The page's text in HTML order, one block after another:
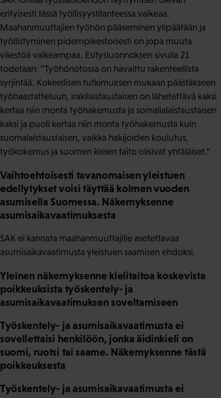
erityisesti tässä työllisyystilanteessa vaikeaa.
Maahanmuuttajien työhön pääseminen ylipäätään ja
työllistyminen pidempikestoisesti on jopa muuta
väestöä vaikeampaa. Esitysluonnoksen sivulla 21
todetaan: ”Työhönotossa on havaittu rakenteellista
syrjintää. Kokeellisen tutkimuksen mukaan päästäkseen
työhaastatteluun, irakilaistaustaisen on lähetettävä kaksi
kertaa niin monta työhakemusta ja somalialaistaustaisen
kaksi ja puoli kertaa niin monta työhakemusta kuin
suomalaistaustaisen, vaikka hakijoiden koulutus,
työkokemus ja suomen kielen taito olisivat yhtäläiset.”
Vaihtoehtoisesti tavanomaisen yleistuen
edellytykset voisi täyttää kolmen vuoden
asumisella Suomessa. Näkemyksenne
asumisaikavaatimuksesta
SAK ei kannata maahanmuuttajille asetettavaa
asumisaikavaatimusta yleistuen saamisen ehdoksi.
Yleinen näkemyksenne kielitaitoa koskevista
poikkeuksista työskentely- ja
asumisaikavaatimuksen soveltamiseen
Työskentely- ja asumisaikavaatimusta ei
sovellettaisi henkilöön, jonka äidinkieli on
suomi, ruotsi tai saame. Näkemyksenne tästä
poikkeuksesta
Työskentely- ja asumisaikavaatimusta ei